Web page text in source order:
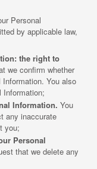
Personal
by applicable law,
the right to
we confirm whether
You also
Information;
Information. You
any inaccurate
you;
Personal
that we delete any